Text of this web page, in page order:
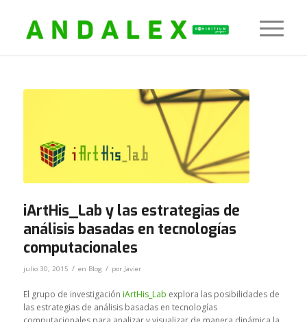
iArtHis_Lab y las estrategias de
análisis basadas en tecnologías
computacionales
julio 30, 2015 / en Blog / por Javier
El grupo de investigación iArtHis_Lab explora las posibilidades de
las estrategias de análisis basadas en tecnologías